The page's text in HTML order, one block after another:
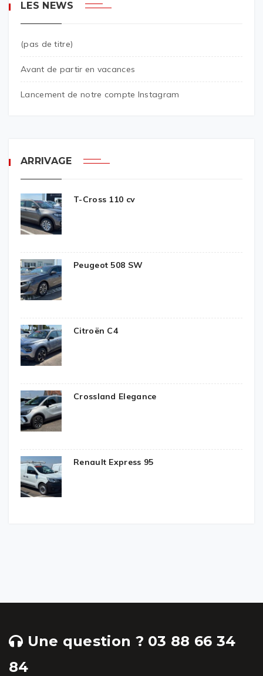
LES NEWS
(pas de titre)
Avant de partir en vacances
Lancement de notre compte Instagram
ARRIVAGE
T-Cross 110 cv
Peugeot 508 SW
Citroën C4
Crossland Elegance
Renault Express 95
Une question ? 03 88 66 34
84